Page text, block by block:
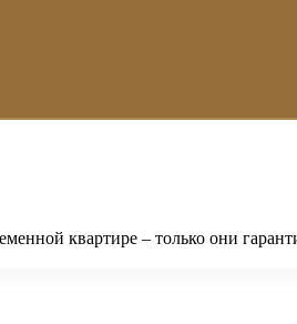
квартире – только они